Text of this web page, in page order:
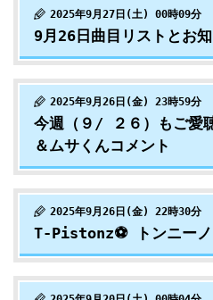
2025年9月27日(土) 00時09分
9月26日曲目リストとお
2025年9月26日(金) 23時59分
今週（９/ ２６）もご愛
＆ムサくんコメント
2025年9月26日(金) 22時30分
T-Pistonz⚽️ トンニーノ